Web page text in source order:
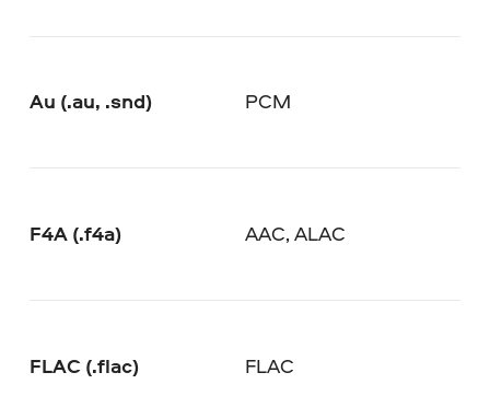
Au (.au, .snd) PCM
F4A (.f4a) AAC, ALAC
FLAC (.flac) FLAC